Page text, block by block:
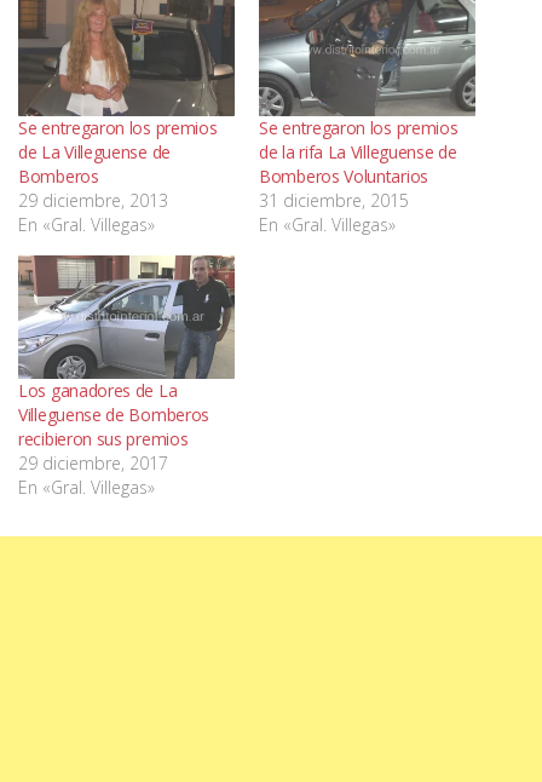
Se entregaron los premios
de La Villeguense de
Bomberos
29 diciembre, 2013
En «Gral. Villegas»
Se entregaron los premios
de la rifa La Villeguense de
Bomberos Voluntarios
31 diciembre, 2015
En «Gral. Villegas»
Los ganadores de La
Villeguense de Bomberos
recibieron sus premios
29 diciembre, 2017
En «Gral. Villegas»